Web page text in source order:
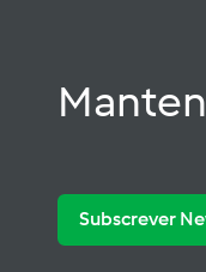
Subscrever